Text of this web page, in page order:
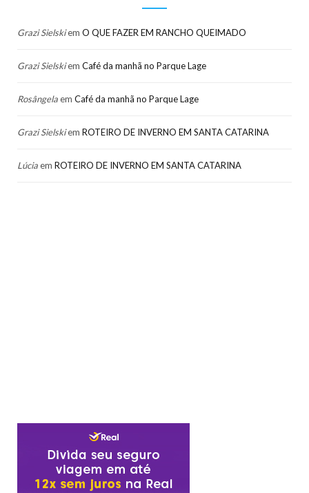
Grazi Sielskiem O QUE FAZER EM RANCHO QUEIMADO
Grazi Sielskiem Café da manhã no Parque Lage
Rosângelaem Café da manhã no Parque Lage
Grazi Sielskiem ROTEIRO DE INVERNO EM SANTA CATARINA
Lúciaem ROTEIRO DE INVERNO EM SANTA CATARINA